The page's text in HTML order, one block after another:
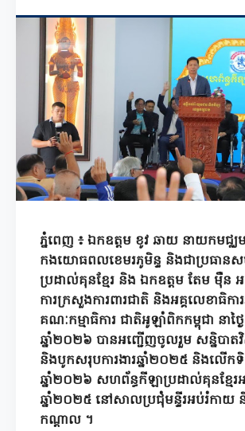
ភ្នំពេញ ៖ ឯកឧត្តម ខូវ ឆាយ នាយកមជ្
កងយោធពលខេមរភូមិន្ទ និងជាប្រធាន
ប្រដាល់គុនខ្មែរ និង ឯកឧត្តម តែម ម៉ឺន អ
ការក្រសួងការពារជាតិ និងអគ្គលេខាធិកា
គណៈកម្មាធិការ ជាតិអូឡាំពិកកម្ពុជា នាថ្ង
ឆ្នាំ២០២៦ បានអញ្ជើញចូលរួម សន្និបាត
និងបូកសរុបការងារឆ្នាំ២០២៥ និងលើ
ឆ្នាំ២០២៦ សហព័ន្ធកីឡាប្រដាល់គុនខ្មែរ
ឆ្នាំ២០២៥ នៅសាលប្រជុំមន្ទីរអប់រំកាយ
កណ្តាល ។